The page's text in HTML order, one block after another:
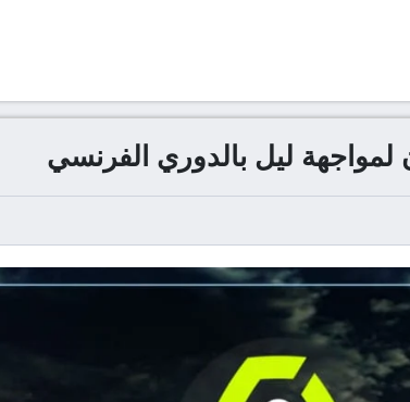
لمواجهة ليل بالدوري الفرنسي